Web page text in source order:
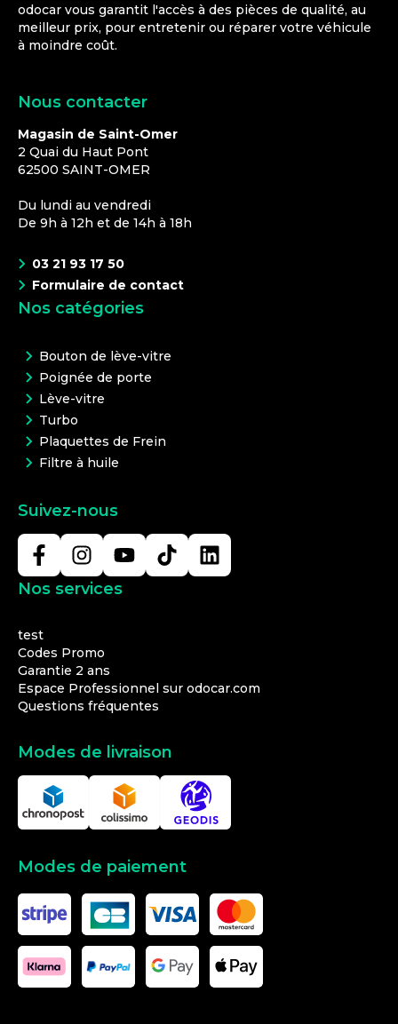
odocar vous garantit l'accès à des pièces de qualité, au
meilleur prix, pour entretenir ou réparer votre véhicule
à moindre coût.
Nous contacter
Magasin de Saint-Omer
2 Quai du Haut Pont
62500 SAINT-OMER
Du lundi au vendredi
De 9h à 12h et de 14h à 18h
03 21 93 17 50
Formulaire de contact
Nos catégories
Bouton de lève-vitre
Poignée de porte
Lève-vitre
Turbo
Plaquettes de Frein
Filtre à huile
Suivez-nous
Nos services
test
Codes Promo
Garantie 2 ans
Espace Professionnel sur odocar.com
Questions fréquentes
Modes de livraison
Modes de paiement